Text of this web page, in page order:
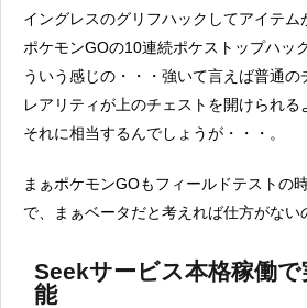
イングレスのグリフハックしてアイテム
ポケモンGOの10連続ポケストップハッ
ういう感じの・・・強いて言えば普通
レアリティが上のチェストを開けられ
それに相当するんでしょうが・・・。
まぁポケモンGOもフィールドテストの
で、まぁベータだと考えれば仕方がない
Seekサービス本格稼働
能